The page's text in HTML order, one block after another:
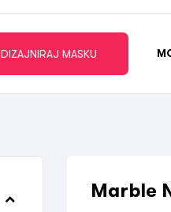
DIZAJNIRAJ MASKU
Marble